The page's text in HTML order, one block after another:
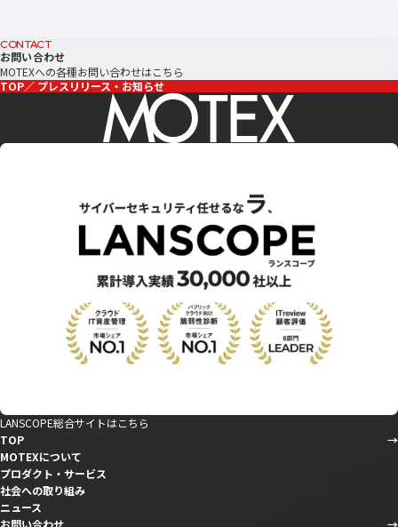
CONTACT
お問い合わせ
MOTEXへの各種お問い合わせはこちら
TOP
プレスリリース・お知らせ
LANSCOPE総合サイトはこちら
TOP
MOTEXについて
プロダクト・サービス
社会への取り組み
ニュース
お問い合わせ